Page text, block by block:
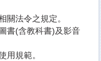
關法令之規定。
書(含教科書)及影音
用規範。